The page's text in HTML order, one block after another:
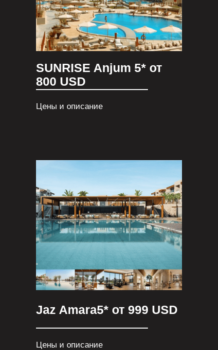
Цены и описание
SUNRISE Anjum 5* от
800 USD
Цены и описание
Jaz Amara5* от 999 USD